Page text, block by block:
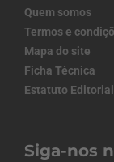
Quem somos
Termos e
Mapa do site
Ficha Técnica
Estatuto Editorial
Siga-nos